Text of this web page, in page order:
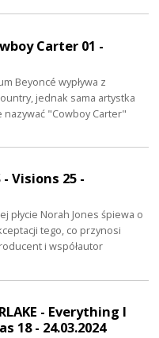
Carter 01 -
Beyoncé wypływa z
jednak sama artystka
nazywać "Cowboy Carter"
- Visions 25 -
płycie Norah Jones śpiewa o
tego, co przynosi
i współautor
- Everything I
18 - 24.03.2024